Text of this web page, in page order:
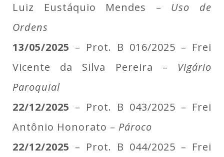
Luiz Eustáquio Mendes – Uso de
Ordens
13/05/2025 – Prot. B 016/2025 – Frei
Vicente da Silva Pereira – Vigário
Paroquial
22/12/2025 – Prot. B 043/2025 – Frei
Antônio Honorato – Pároco
22/12/2025 – Prot. B 044/2025 – Frei